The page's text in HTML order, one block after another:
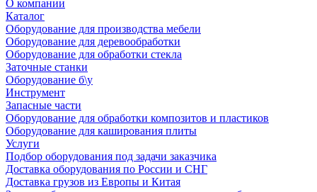
О компании
Каталог
Оборудование для производства мебели
Оборудование для деревообработки
Оборудование для обработки стекла
Заточные станки
Оборудование б\у
Инструмент
Запасные части
Оборудование для обработки композитов и пластиков
Оборудование для каширования плиты
Услуги
Подбор оборудования под задачи заказчика
Доставка оборудования по России и СНГ
Доставка грузов из Европы и Китая